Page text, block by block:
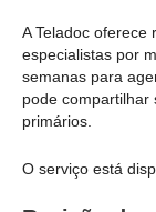
A Teladoc oferece
especialistas por
semanas para
pode compartilhar
primários.
O serviço está